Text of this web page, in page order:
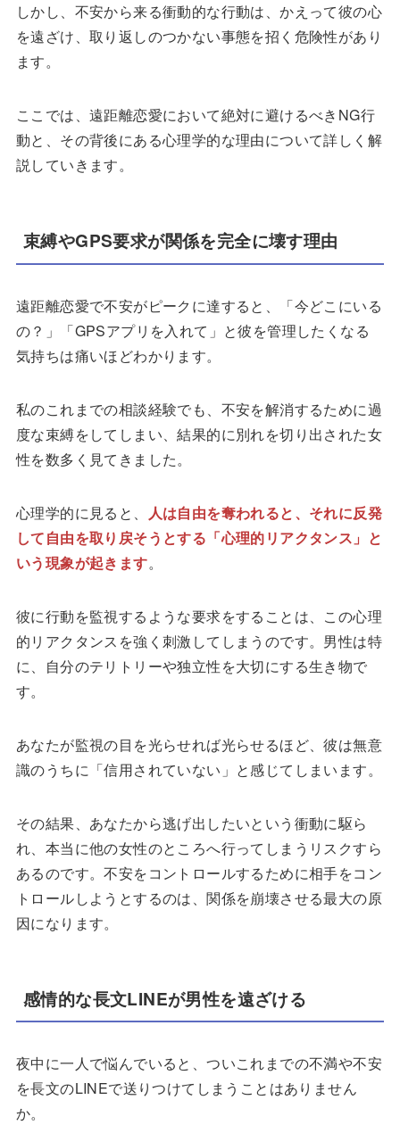
しかし、不安から来る衝動的な行動は、かえって彼の心
を遠ざけ、取り返しのつかない事態を招く危険性があり
ます。
ここでは、遠距離恋愛において絶対に避けるべきNG行
動と、その背後にある心理学的な理由について詳しく解
説していきます。
束縛やGPS要求が関係を完全に壊す理由
遠距離恋愛で不安がピークに達すると、「今どこにいる
の？」「GPSアプリを入れて」と彼を管理したくなる
気持ちは痛いほどわかります。
私のこれまでの相談経験でも、不安を解消するために過
度な束縛をしてしまい、結果的に別れを切り出された女
性を数多く見てきました。
心理学的に見ると、
人は自由を奪われると、それに反発
して自由を取り戻そうとする「心理的リアクタンス」と
いう現象が起きます。
彼に行動を監視するような要求をすることは、この心理
的リアクタンスを強く刺激してしまうのです。男性は特
に、自分のテリトリーや独立性を大切にする生き物で
す。
あなたが監視の目を光らせれば光らせるほど、彼は無意
識のうちに「信用されていない」と感じてしまいます。
その結果、あなたから逃げ出したいという衝動に駆ら
れ、本当に他の女性のところへ行ってしまうリスクすら
あるのです。不安をコントロールするために相手をコン
トロールしようとするのは、関係を崩壊させる最大の原
因になります。
感情的な長文LINEが男性を遠ざける
夜中に一人で悩んでいると、ついこれまでの不満や不安
を長文のLINEで送りつけてしまうことはありません
か。